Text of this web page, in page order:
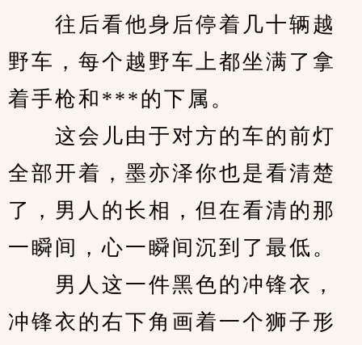
往后看他身后停着几十辆越
野车，每个越野车上都坐满了拿
着手枪和***的下属。
这会儿由于对方的车的前灯
全部开着，墨亦泽你也是看清楚
了，男人的长相，但在看清的那
一瞬间，心一瞬间沉到了最低。
男人这一件黑色的冲锋衣，
冲锋衣的右下角画着一个狮子形